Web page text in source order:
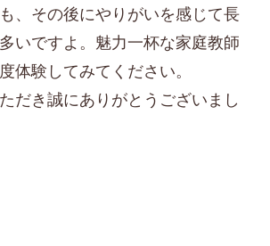
、その後にやりがいを感じて長
いですよ。魅力一杯な家庭教師
体験してみてください。
だき誠にありがとうございまし